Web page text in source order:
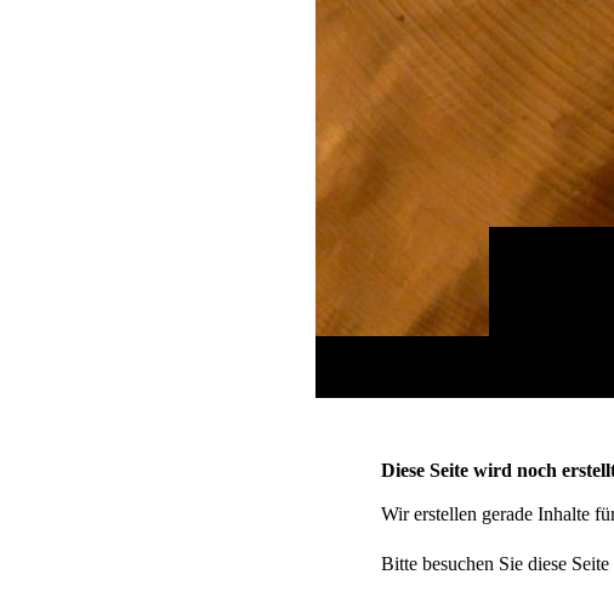
Diese Seite wird noch
Wir erstellen gerade Inhalte
Bitte besuchen Sie diese